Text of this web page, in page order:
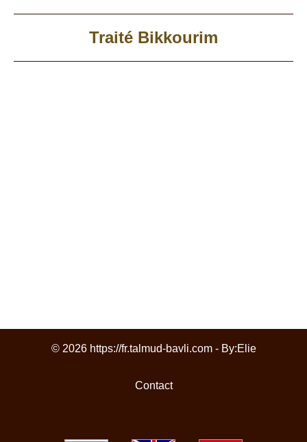
Traité Bikkourim
© 2026 https://fr.talmud-bavli.com - By:Elie
Contact